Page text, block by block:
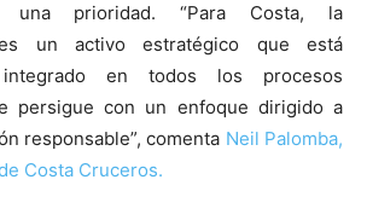
prioridad. “Para Costa, la
es un activo estratégico que está
integrado en todos los procesos
persigue con un enfoque dirigido a
responsable”, comenta Neil Palomba,
Costa Cruceros.